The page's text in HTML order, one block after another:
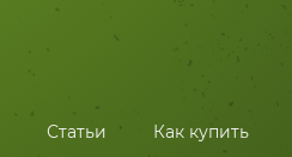
Статьи Как купить